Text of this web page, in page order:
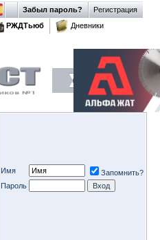
Регистрация
Забыл пароль?
РЖДТьюб
Дневники
Имя
Запомнить?
Пароль